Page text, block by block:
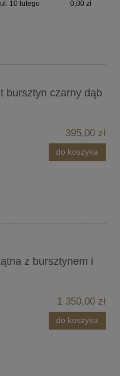
10 lutego
0,00 zł
bursztyn czarny dąb
395,00 zł
do koszyka
z bursztynem i
1 350,00 zł
do koszyka